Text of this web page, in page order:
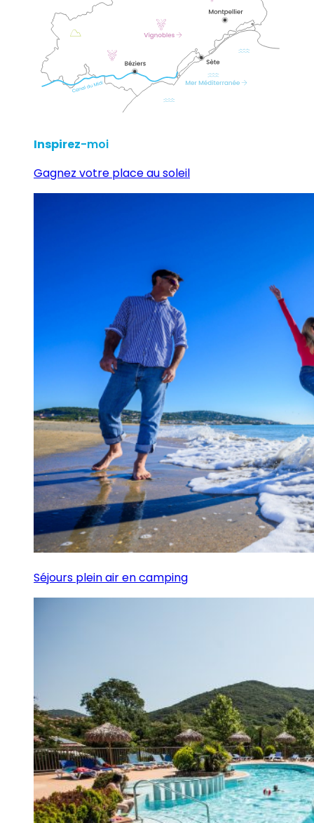
Inspirez-moi
Gagnez votre place au soleil
Séjours plein air en camping